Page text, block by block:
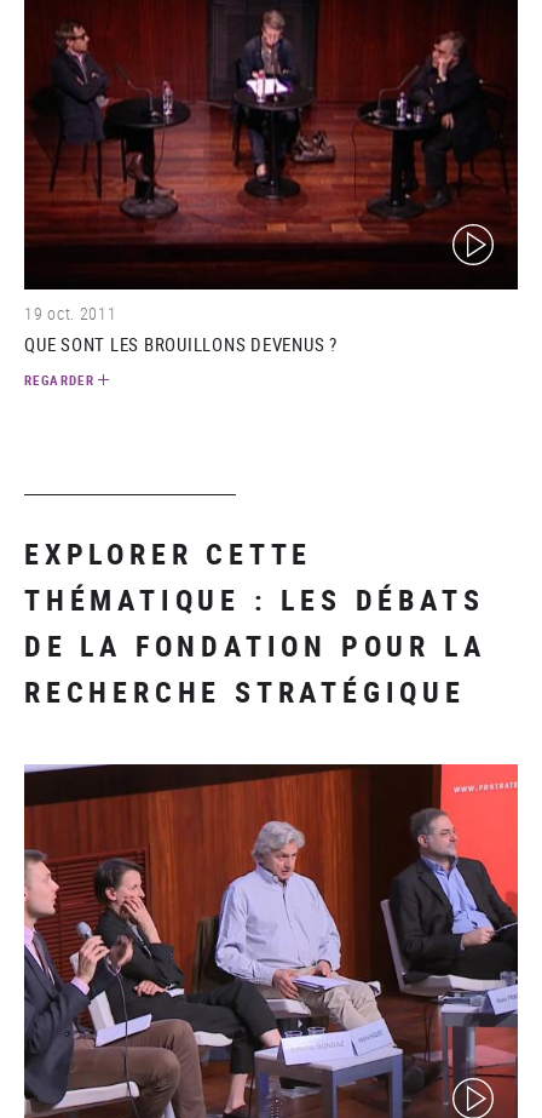
(video)
19 oct. 2011
QUE SONT LES BROUILLONS DEVENUS ?
REGARDER
EXPLORER CETTE
THÉMATIQUE : LES DÉBATS
DE LA FONDATION POUR LA
RECHERCHE STRATÉGIQUE
(video)